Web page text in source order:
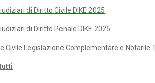
di Diritto Civile DIKE 2025
di Diritto Penale DIKE 2025
Civile Legislazione Complementare e Notarile